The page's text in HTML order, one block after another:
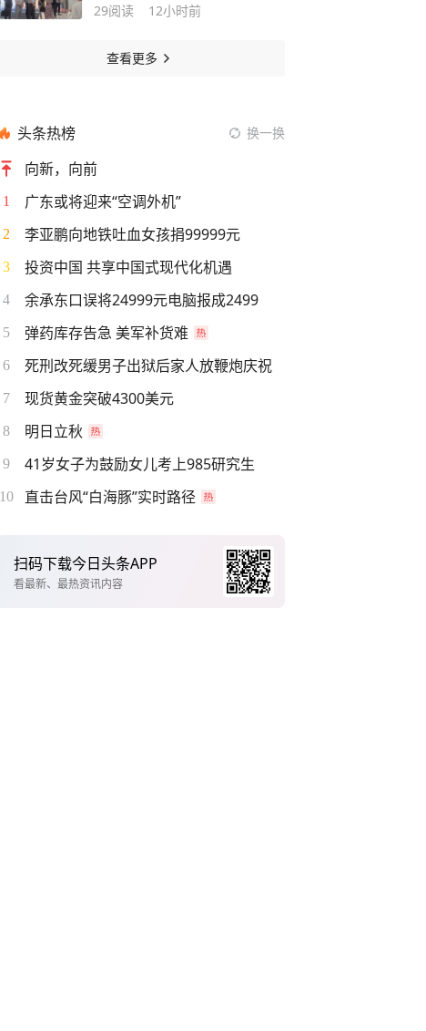
加速度
29阅读 12小时前
查看更多
头条热榜 换一换
向新，向前
1 广东或将迎来“空调外机”
2 李亚鹏向地铁吐血女孩捐99999元
3 投资中国 共享中国式现代化机遇
4 余承东口误将24999元电脑报成2499
5 弹药库存告急 美军补货难
6 死刑改死缓男子出狱后家人放鞭炮庆祝
7 现货黄金突破4300美元
8 明日立秋
9 41岁女子为鼓励女儿考上985研究生
10 直击台风“白海豚”实时路径
扫码下载今日头条APP
看最新、最热资讯内容